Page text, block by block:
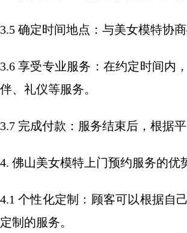
3.5 确定时间地点：与美女模特协
3.6 享受专业服务：在约定时间内
伴、礼仪等服务。
3.7 完成付款：服务结束后，根据
4. 佛山美女模特上门预约服务的优
4.1 个性化定制：顾客可以根据自
定制的服务。